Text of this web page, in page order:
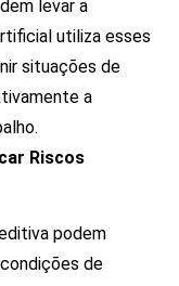
levar a
utiliza esses
situações de
a
Riscos
podem
de